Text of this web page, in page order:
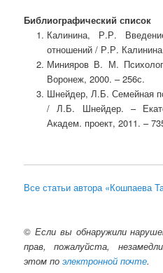
Библиографический список
Калинина, Р.Р.
отношений / Р.Р.
Минияров В. М.
Воронеж, 2000. – 256с.
Шнейдер, Л.Б. Семейная
/ Л.Б. Шнейдер. –
Академ. проект, 2011. –
Все статьи автора «Кошпаева
© Если вы обнаружили
прав, пожалуйста,
этом поэлектронной почте.